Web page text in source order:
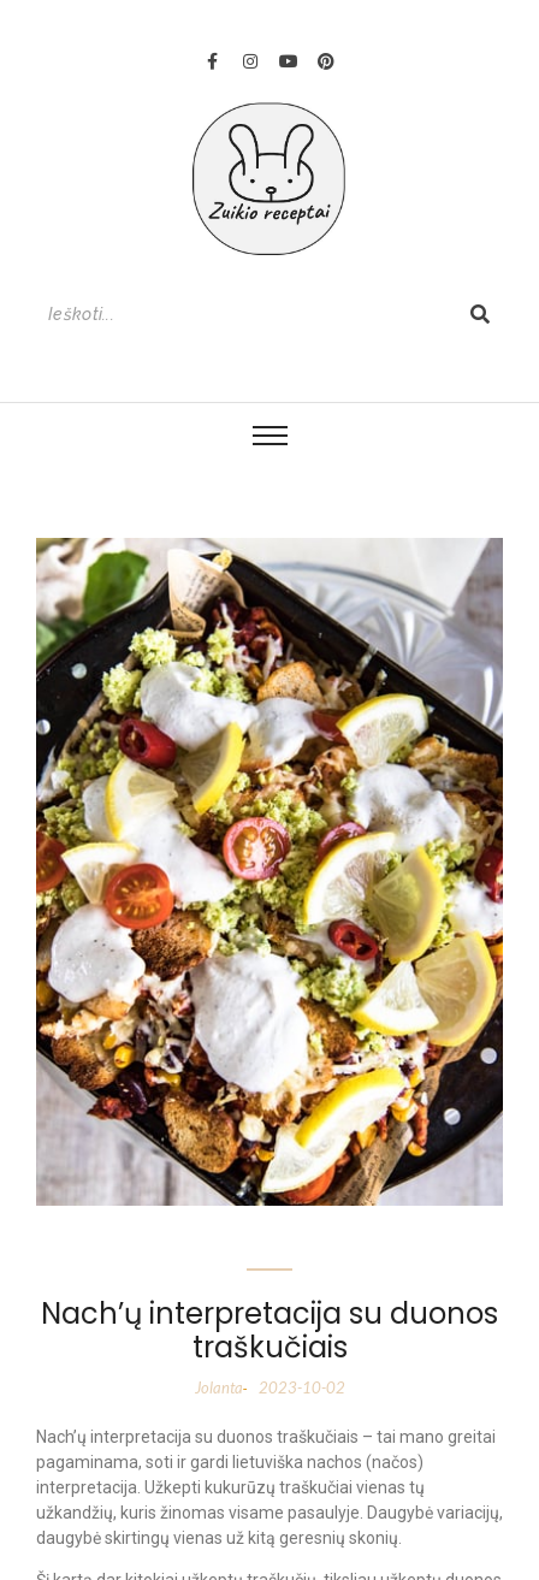
Nach’ų interpretacija su duonos
traškučiais
Jolanta- 2023-10-02
Nach’ų interpretacija su duonos traškučiais – tai mano greitai
pagaminama, soti ir gardi lietuviška nachos (načos)
interpretacija. Užkepti kukurūzų traškučiai vienas tų
užkandžių, kuris žinomas visame pasaulyje. Daugybė variacijų,
daugybė skirtingų vienas už kitą geresnių skonių.